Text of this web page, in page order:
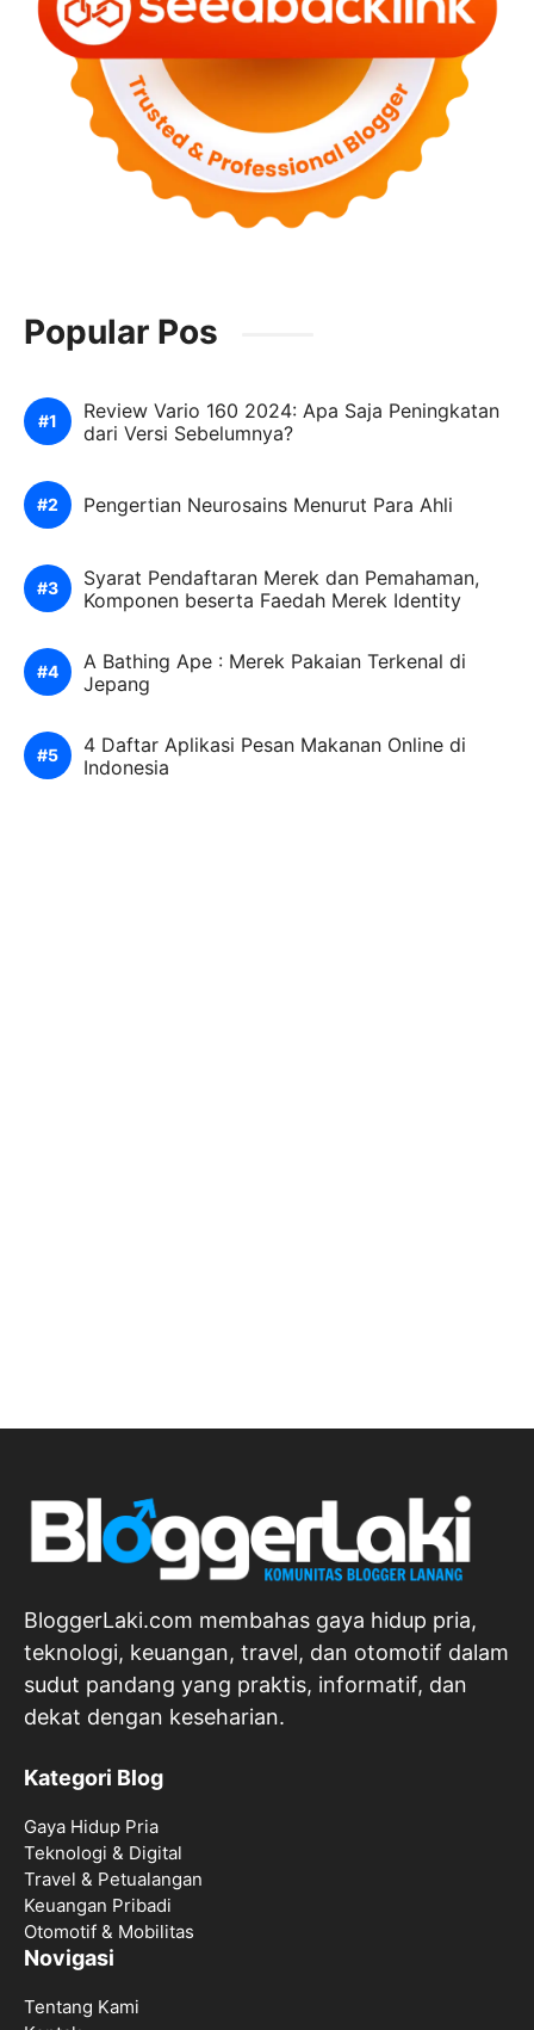
Popular Pos
Review Vario 160 2024: Apa Saja Peningkatan
dari Versi Sebelumnya?
Pengertian Neurosains Menurut Para Ahli
Syarat Pendaftaran Merek dan Pemahaman,
Komponen beserta Faedah Merek Identity
A Bathing Ape : Merek Pakaian Terkenal di
Jepang
4 Daftar Aplikasi Pesan Makanan Online di
Indonesia
BloggerLaki.com membahas gaya hidup pria,
teknologi, keuangan, travel, dan otomotif dalam
sudut pandang yang praktis, informatif, dan
dekat dengan keseharian.
Kategori Blog
Gaya Hidup Pria
Teknologi & Digital
Travel & Petualangan
Keuangan Pribadi
Otomotif & Mobilitas
Novigasi
Tentang Kami